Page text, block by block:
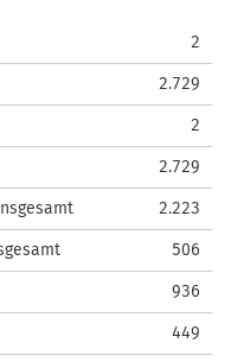
2
2.729
2
2.729
2.223
506
936
449